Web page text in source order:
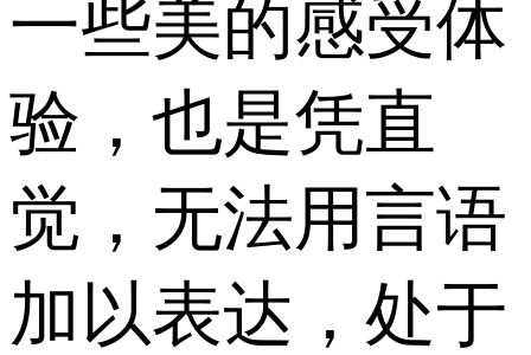
一些美的感受体
验，也是凭直
觉，无法用言语
加以表达，处于